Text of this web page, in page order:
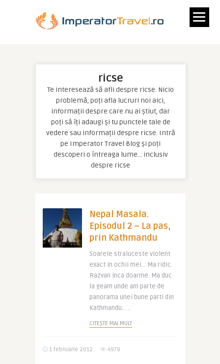
ricse
Te interesează să afli despre ricse. Nicio
problemă, poți afla lucruri noi aici,
informații despre care nu ai știut, dar
poți să îți adaugi și tu punctele tale de
vedere sau informații despre ricse. Intră
pe Imperator Travel Blog și poți
descoperi o întreaga lume… inclusiv
despre ricse
Nepal Masala.
Episodul 2 – La pas,
prin Kathmandu
Soarele straluceste violent
exact in ochii mei… Ma ridic.
Razvan inca doarme. Ma duc
la geam unde am parte de
panorama unei bune parti din
Kathmandu… ..
CITEȘTE MAI MULT
1 februarie 2012 4978